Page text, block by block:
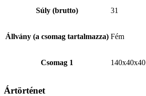
Súly (brutto) 31
Állvány (a csomag tartalmazza) Fém
Csomag 1 140x40x40
Ártörténet